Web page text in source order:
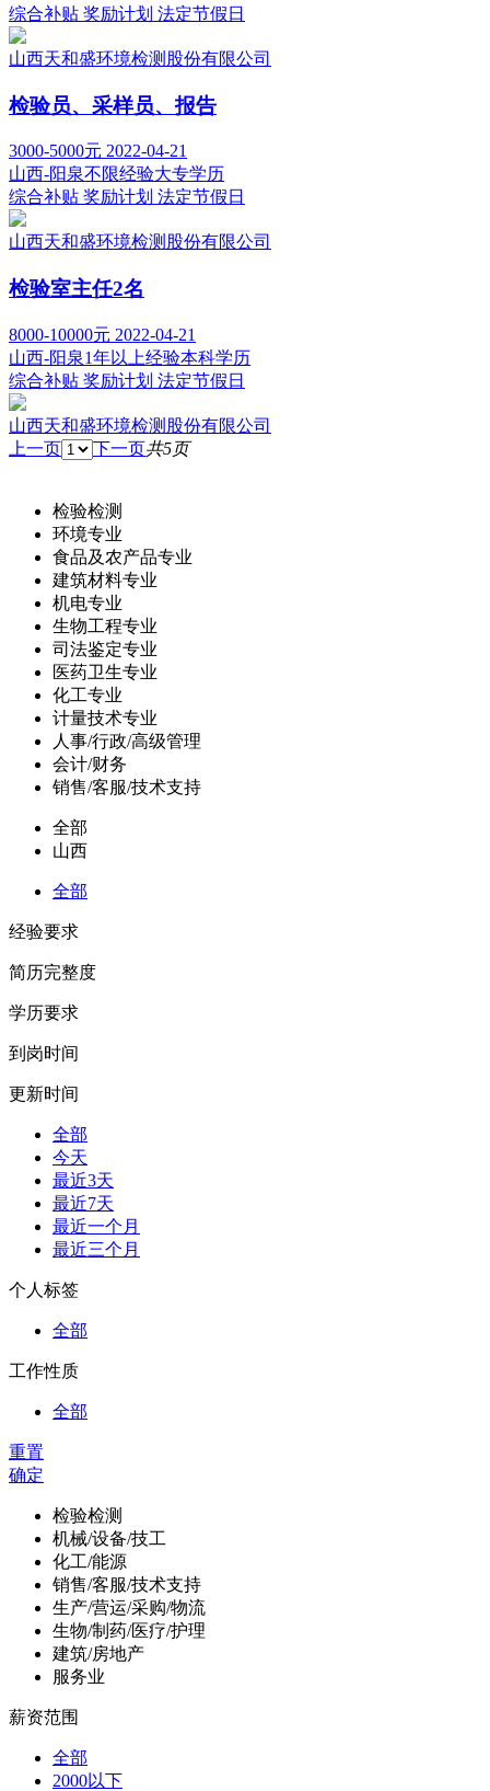
综合补贴 奖励计划 法定节假日
山西天和盛环境检测股份有限公司
检验员、采样员、报告
3000-5000元 2022-04-21
山西-阳泉不限经验大专学历
综合补贴 奖励计划 法定节假日
山西天和盛环境检测股份有限公司
检验室主任2名
8000-10000元 2022-04-21
山西-阳泉1年以上经验本科学历
综合补贴 奖励计划 法定节假日
山西天和盛环境检测股份有限公司
上一页
下一页共5页
检验检测
环境专业
食品及农产品专业
建筑材料专业
机电专业
生物工程专业
司法鉴定专业
医药卫生专业
化工专业
计量技术专业
人事/行政/高级管理
会计/财务
销售/客服/技术支持
全部
山西
全部
经验要求
简历完整度
学历要求
到岗时间
更新时间
全部
今天
最近3天
最近7天
最近一个月
最近三个月
个人标签
全部
工作性质
全部
重置
确定
检验检测
机械/设备/技工
化工/能源
销售/客服/技术支持
生产/营运/采购/物流
生物/制药/医疗/护理
建筑/房地产
服务业
薪资范围
全部
2000以下